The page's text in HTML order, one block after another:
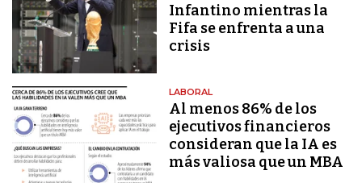
Infantino mientras la
Fifa se enfrenta a una
crisis
LABORAL
Al menos 86% de los
ejecutivos financieros
consideran que la IA es
más valiosa que un MBA